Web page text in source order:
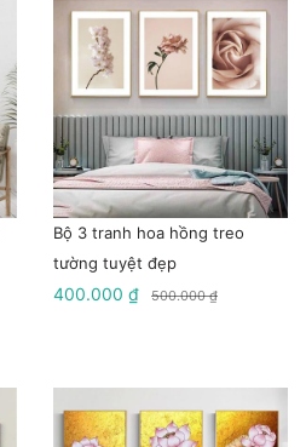
Bộ 3 tranh hoa hồng treo
tường tuyệt đẹp
400.000 ₫ 500.000 ₫